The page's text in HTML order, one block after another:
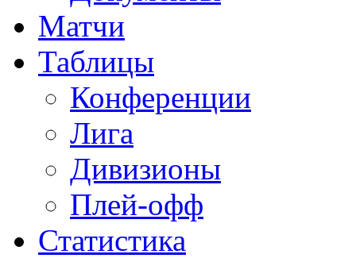
Матчи
Таблицы
Конференции
Лига
Дивизионы
Плей-офф
Статистика